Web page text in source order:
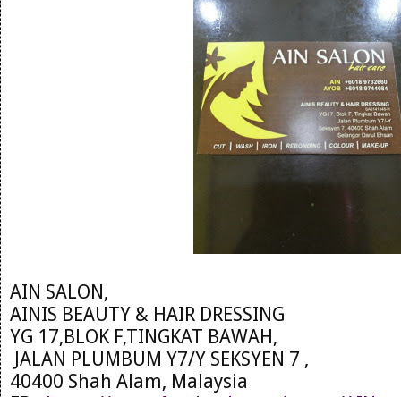
AIN SALON,
AINIS BEAUTY & HAIR DRESSING
YG 17,BLOK F,TINGKAT BAWAH,
JALAN PLUMBUM Y7/Y SEKSYEN 7 ,
40400 Shah Alam, Malaysia